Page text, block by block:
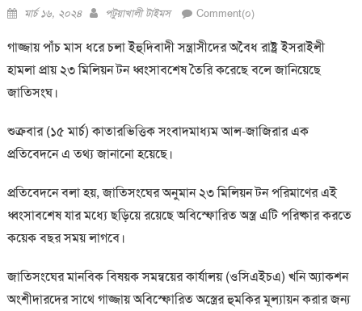
Posted
মার্চ ১৬, ২০২৪ Author
পটুয়াখালী টাইমস Comment(০)
গাজ্জায় পাঁচ মাস ধরে চলা ইহুদিবাদী সন্ত্রাসীদের অবৈধ রাষ্ট্র ইসরাইলী
হামলা প্রায় ২৩ মিলিয়ন টন ধ্বংসাবশেষ তৈরি করেছে বলে জানিয়েছে
জাতিসংঘ।
শুক্রবার (১৫ মার্চ) কাতারভিত্তিক সংবাদমাধ্যম আল-জাজিরার এক
প্রতিবেদনে এ তথ্য জানানো হয়েছে।
প্রতিবেদনে বলা হয়, জাতিসংঘের অনুমান ২৩ মিলিয়ন টন পরিমাণের এই
ধ্বংসাবশেষ যার মধ্যে ছড়িয়ে রয়েছে অবিস্ফোরিত অস্ত্র এটি পরিষ্কার করতে
কয়েক বছর সময় লাগবে।
জাতিসংঘের মানবিক বিষয়ক সমন্বয়ের কার্যালয় (ওসিএইচএ) খনি অ্যাকশন
অংশীদারদের সাথে গাজ্জায় অবিস্ফোরিত অস্ত্রের হুমকির মূল্যায়ন করার জন্য